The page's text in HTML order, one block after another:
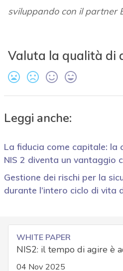
sviluppando con il partner
Valuta la qualità di
Leggi anche:
La fiducia come capitale: la
NIS 2 diventa un vantaggio
Gestione dei rischi per la
durante l’intero ciclo di vita
WHITE PAPER
NIS2: il tempo di agire è
04 Nov 2025